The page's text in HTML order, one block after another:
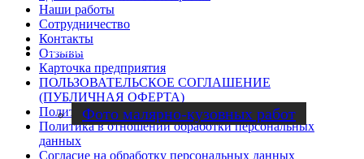
Наши работы
Фото малярно-кузовных работ
Наши работы
Cотрудничество
Контакты
Отзывы
Карточка предприятия
ПОЛЬЗОВАТЕЛЬСКОЕ СОГЛАШЕНИЕ
(ПУБЛИЧНАЯ ОФЕРТА)
Политика обработки файлов cookie
Политика в отношении обработки персональных
данных
Согласие на обработку персональных данных